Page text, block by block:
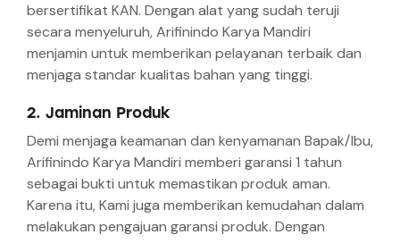
bersertifikat KAN. Dengan alat yang sudah teruji
secara menyeluruh, Arifinindo Karya Mandiri
menjamin untuk memberikan pelayanan terbaik dan
menjaga standar kualitas bahan yang tinggi.
2. Jaminan Produk
Demi menjaga keamanan dan kenyamanan Bapak/Ibu,
Arifinindo Karya Mandiri memberi garansi 1 tahun
sebagai bukti untuk memastikan produk aman.
Karena itu, Kami juga memberikan kemudahan dalam
melakukan pengajuan garansi produk. Dengan